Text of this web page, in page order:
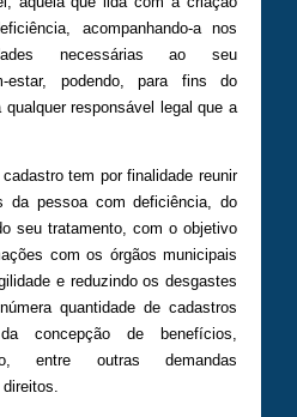
acompanhando-a nos
necessárias ao seu
estar, podendo, para fins do
responsável legal que a
tem por finalidade reunir
da pessoa com deficiência, do
seu tratamento, com o objetivo
com os órgãos municipais
e reduzindo os desgastes
quantidade de cadastros
concepção de benefícios,
entre outras demandas